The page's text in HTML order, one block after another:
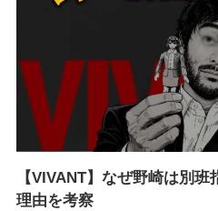
【VIVANT】なぜ野崎は別
理由を考察